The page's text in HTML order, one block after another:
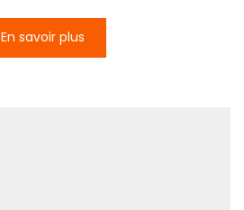
En savoir plus